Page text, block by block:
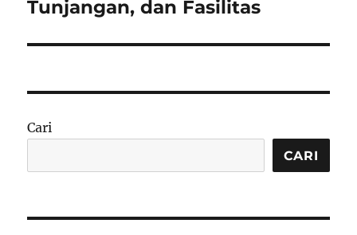
Tunjangan, dan Fasilitas
Cari
CARI